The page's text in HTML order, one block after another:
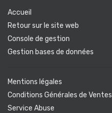
Accueil
Retour sur le site web
Console de gestion
Gestion bases de données
Mentions légales
Conditions Générales de Ventes
Service Abuse